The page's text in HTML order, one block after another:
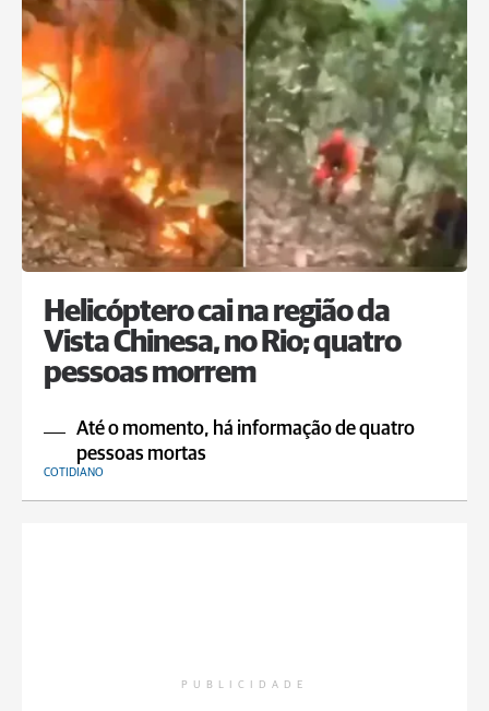
Helicóptero cai na região da
Vista Chinesa, no Rio; quatro
pessoas morrem
Até o momento, há informação de quatro
pessoas mortas
COTIDIANO
PUBLICIDADE